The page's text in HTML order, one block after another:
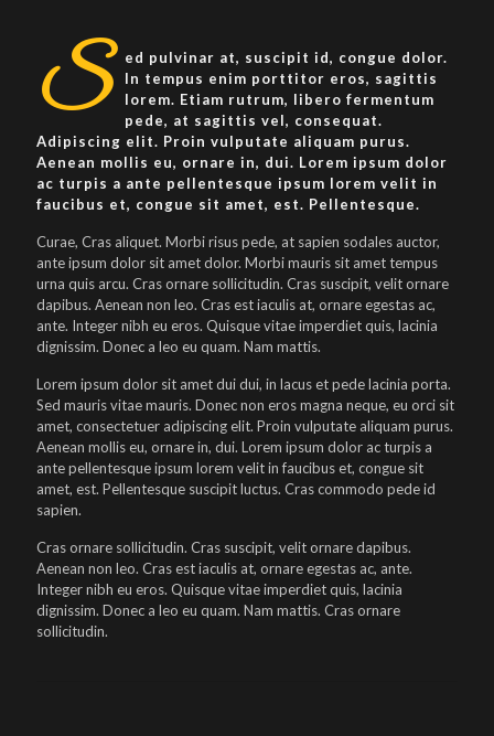
S
ed pulvinar at, suscipit id, congue dolor.
In tempus enim porttitor eros, sagittis
lorem. Etiam rutrum, libero fermentum
pede, at sagittis vel, consequat.
Adipiscing elit. Proin vulputate aliquam purus.
Aenean mollis eu, ornare in, dui. Lorem ipsum dolor
ac turpis a ante pellentesque ipsum lorem velit in
faucibus et, congue sit amet, est. Pellentesque.
Curae, Cras aliquet. Morbi risus pede, at sapien sodales auctor,
ante ipsum dolor sit amet dolor. Morbi mauris sit amet tempus
urna quis arcu. Cras ornare sollicitudin. Cras suscipit, velit ornare
dapibus. Aenean non leo. Cras est iaculis at, ornare egestas ac,
ante. Integer nibh eu eros. Quisque vitae imperdiet quis, lacinia
dignissim. Donec a leo eu quam. Nam mattis.
Lorem ipsum dolor sit amet dui dui, in lacus et pede lacinia porta.
Sed mauris vitae mauris. Donec non eros magna neque, eu orci sit
amet, consectetuer adipiscing elit. Proin vulputate aliquam purus.
Aenean mollis eu, ornare in, dui. Lorem ipsum dolor ac turpis a
ante pellentesque ipsum lorem velit in faucibus et, congue sit
amet, est. Pellentesque suscipit luctus. Cras commodo pede id
sapien.
Cras ornare sollicitudin. Cras suscipit, velit ornare dapibus.
Aenean non leo. Cras est iaculis at, ornare egestas ac, ante.
Integer nibh eu eros. Quisque vitae imperdiet quis, lacinia
dignissim. Donec a leo eu quam. Nam mattis. Cras ornare
sollicitudin.